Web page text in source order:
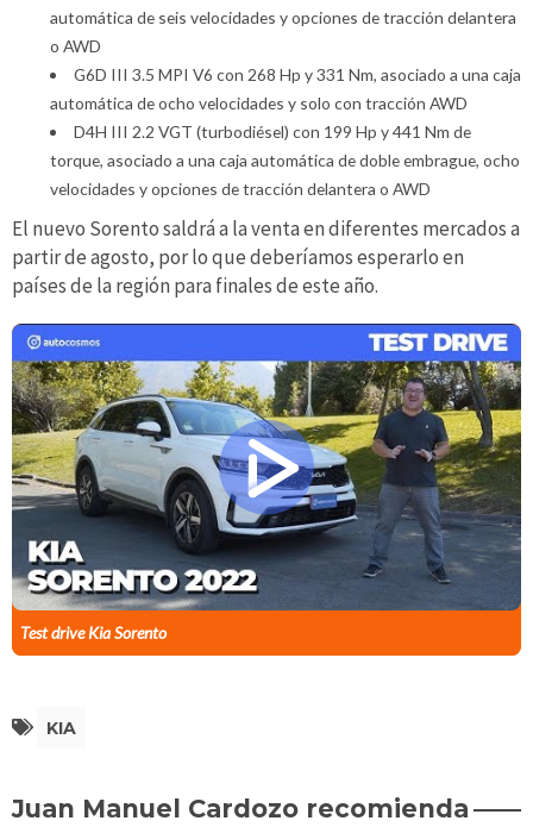
automática de seis velocidades y opciones de tracción delantera
o AWD
G6D III 3.5 MPI V6 con 268 Hp y 331 Nm, asociado a una caja
automática de ocho velocidades y solo con tracción AWD
D4H III 2.2 VGT (turbodiésel) con 199 Hp y 441 Nm de
torque, asociado a una caja automática de doble embrague, ocho
velocidades y opciones de tracción delantera o AWD
El nuevo Sorento saldrá a la venta en diferentes mercados a
partir de agosto, por lo que deberíamos esperarlo en
países de la región para finales de este año.
Test drive Kia Sorento
KIA
Juan Manuel Cardozo recomienda